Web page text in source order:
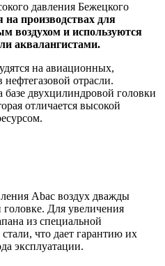
давления Бежецкого
производствах для
воздухом и используются
аквалангистами.
на авиационных,
нефтегазовой отрасли.
базе двухцилиндровой головки
отличается высокой
Abac воздух дважды
головке. Для увеличения
из специальной
что дает гарантию их
эксплуатации.